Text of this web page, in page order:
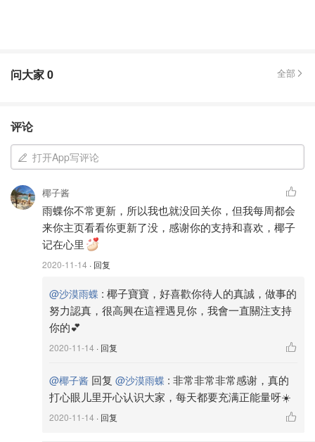
2. Chanel WOC
我收了兩只Chanel Wallet on chain。一支櫻花粉，一支桃
紅。櫻花粉羞澀可愛，搭配淺色的裙子是絕配。桃紅色熱情
奔放，搭配深色的服飾，或是冬天的皮衣絕對壓得住氣場。
比起YSL信封包，Chanel WOC可以放多一點東西，在小包
裡面已經算很厲害了。
问大家0 全部
评论
打开App写评论
椰子酱
雨蝶你不常更新，所以我也就没回关你，但我每周都会
来你主页看看你更新了没，感谢你的支持和喜欢，椰子
记在心里
2020-11-14 · 回复
@沙漠雨蝶 : 椰子寶寶，好喜歡你待人的真誠，做事的
努力認真，很高興在這裡遇見你，我會一直關注支持
你的💕
2020-11-14 · 回复
@椰子酱 回复 @沙漠雨蝶 : 非常非常非常感谢，真的
打心眼儿里开心认识大家，每天都要充满正能量呀☀️
2020-11-14 · 回复